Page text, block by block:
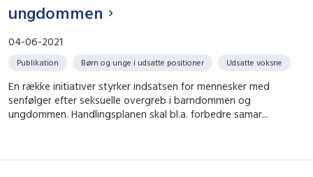
ungdommen
04-06-2021
Publikation Børn og unge i udsatte positioner Udsatte voksne
En række initiativer styrker indsatsen for mennesker med
senfølger efter seksuelle overgreb i barndommen og
ungdommen. Handlingsplanen skal bl.a. forbedre samar...